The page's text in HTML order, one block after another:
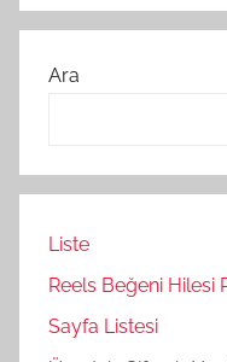
Ara
Liste
Reels Beğeni Hilesi
Sayfa Listesi